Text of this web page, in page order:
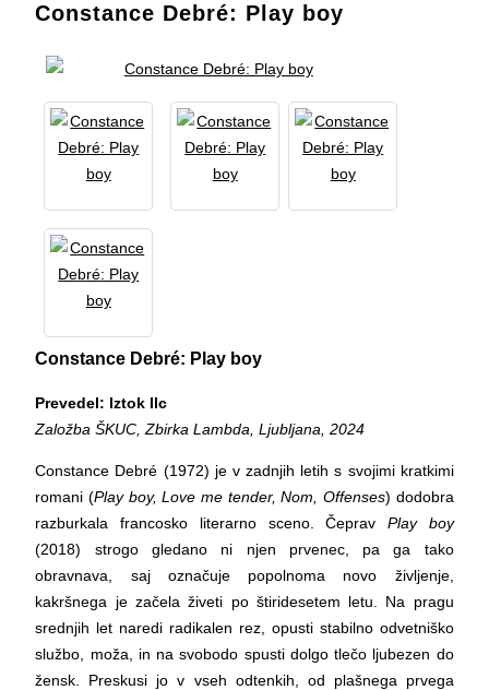
Constance Debré: Play boy
Constance Debré: Play boy
Prevedel: Iztok Ilc
Založba ŠKUC, Zbirka Lambda, Ljubljana, 2024
Constance Debré (1972) je v zadnjih letih s svojimi kratkimi
romani (Play boy, Love me tender, Nom, Offenses) dodobra
razburkala francosko literarno sceno. ČepravPlay boy
(2018) strogo gledano ni njen prvenec, pa ga tako
obravnava, saj označuje popolnoma novo življenje,
kakršnega je začela živeti po štiridesetem letu. Na pragu
srednjih let naredi radikalen rez, opusti stabilno odvetniško
službo, moža, in na svobodo spusti dolgo tlečo ljubezen do
žensk. Preskusi jo v vseh odtenkih, od plašnega prvega